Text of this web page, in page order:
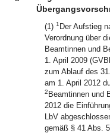
(1) 1 Der Aufstieg
Verordnung über
Beamtinnen und
1. April 2009
zum Ablauf des
am 1. April 2012
2 Beamtinnen und
2012 die
LbV
gemäß § 41 Abs.